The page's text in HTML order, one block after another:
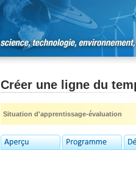
Créer une ligne du
Situation d'apprentissage-évaluation